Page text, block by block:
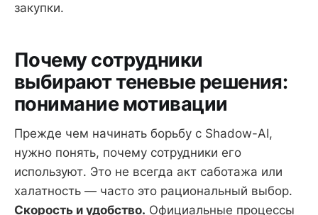
закупки.
Почему сотрудники
выбирают теневые решения:
понимание мотивации
Прежде чем начинать борьбу с Shadow-AI,
нужно понять, почему сотрудники его
используют. Это не всегда акт саботажа или
халатность — часто это рациональный выбор.
Скорость и удобство. Официальные процессы